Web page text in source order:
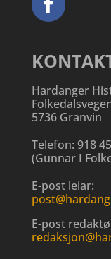
Hardanger
5736 Granvin
Telefon: 918
(Gunnar I
E-post leiar:
E-post